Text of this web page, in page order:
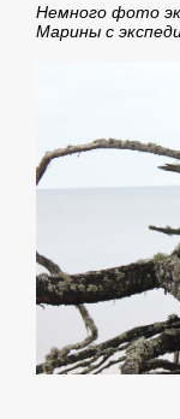
Немного фото
Марины с